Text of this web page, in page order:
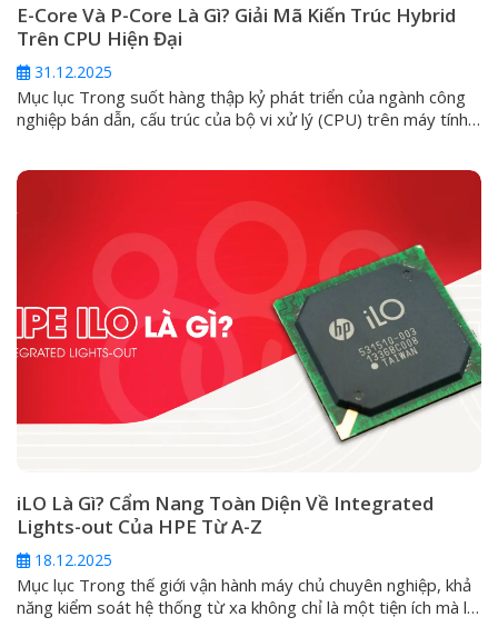
E-Core Và P-Core Là Gì? Giải Mã Kiến Trúc Hybrid
Trên CPU Hiện Đại
31.12.2025
Mục lục Trong suốt hàng thập kỷ phát triển của ngành công
nghiệp bán dẫn, cấu trúc của bộ vi xử lý (CPU) trên máy tính
được đúc từ một khuôn mẫu, có...
iLO Là Gì? Cẩm Nang Toàn Diện Về Integrated
Lights-out Của HPE Từ A-Z
18.12.2025
Mục lục Trong thế giới vận hành máy chủ chuyên nghiệp, khả
năng kiểm soát hệ thống từ xa không chỉ là một tiện ích mà là